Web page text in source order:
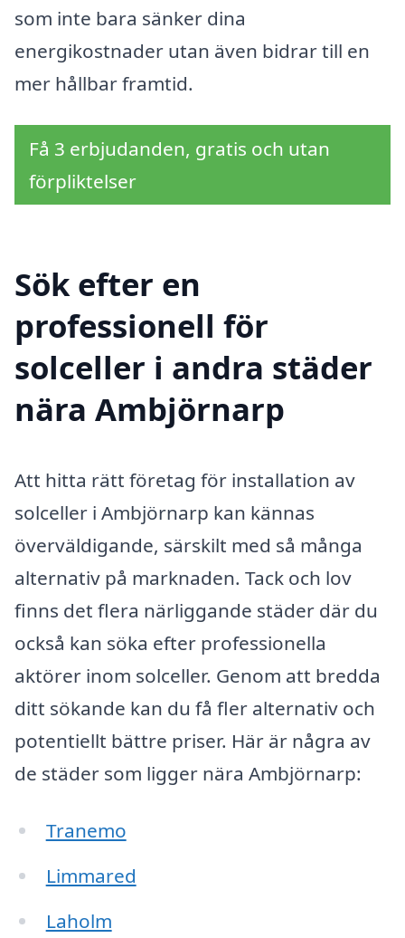
som inte bara sänker dina
energikostnader utan även bidrar till en
mer hållbar framtid.
Få 3 erbjudanden, gratis och utan
förpliktelser
Sök efter en
professionell för
solceller i andra städer
nära Ambjörnarp
Att hitta rätt företag för installation av
solceller i Ambjörnarp kan kännas
överväldigande, särskilt med så många
alternativ på marknaden. Tack och lov
finns det flera närliggande städer där du
också kan söka efter professionella
aktörer inom solceller. Genom att bredda
ditt sökande kan du få fler alternativ och
potentiellt bättre priser. Här är några av
de städer som ligger nära Ambjörnarp:
Tranemo
Limmared
Laholm